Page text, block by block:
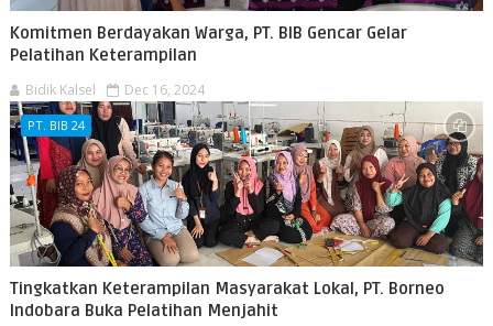
Komitmen Berdayakan Warga, PT. BIB Gencar Gelar
Pelatihan Keterampilan
Bidik Kalsel Dec 16, 2024
PT. BIB 24
Tingkatkan Keterampilan Masyarakat Lokal, PT. Borneo
Indobara Buka Pelatihan Menjahit